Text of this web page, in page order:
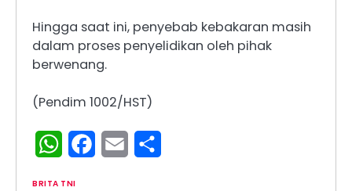
Hingga saat ini, penyebab kebakaran masih
dalam proses penyelidikan oleh pihak
berwenang.
(Pendim 1002/HST)
WhatsAppFacebook
Email
BRITA TNI